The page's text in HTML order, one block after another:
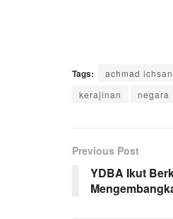
Tags: achmad ichsan
kerajinan
negara
Previous Post
YDBA Ikut